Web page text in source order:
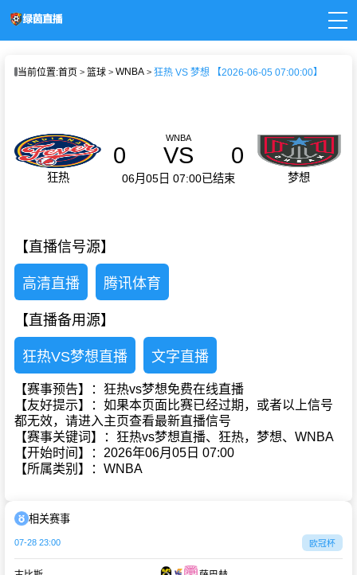
播
当前位置:首页 篮球 WNBA 狂热 VS 梦想 【2026-06-05 07:00:00】
狂热
WNBA
0 VS 0
06月05日 07:00已结束 梦想
【直播信号源】
高清直播 腾讯体育
【直播备用源】
狂热VS梦想直播 文字直播
【赛事预告】：狂热vs梦想免费在线直播
【友好提示】：如果本页面比赛已经过期，或者以上信号
都无效，请进入主页查看最新直播信号
【赛事关键词】：狂热vs梦想直播、狂热，梦想、WNBA
【开始时间】：2026年06月05日 07:00
【所属类别】：WNBA
相关赛事
07-28 23:00 欧冠杯